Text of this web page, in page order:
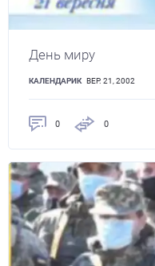
День миру
КАЛЕНДАРИК ВЕР. 21, 2002
0 0